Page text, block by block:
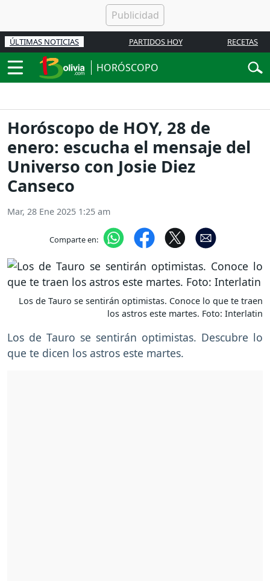
ÚLTIMAS NOTICIAS PARTIDOS HOY RECETAS
HORÓSCOPO
Horóscopo de HOY, 28 de
enero: escucha el mensaje del
Universo con Josie Diez
Canseco
Mar, 28 Ene 2025 1:25 am
Comparte en:
Los de Tauro se sentirán optimistas. Conoce lo que te traen
los astros este martes. Foto: Interlatin
Los de Tauro se sentirán optimistas. Descubre lo
que te dicen los astros este martes.